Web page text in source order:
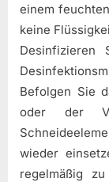
einem
keine
Desinfizieren
Befolgen Sie
oder der
wieder
regelmäßig